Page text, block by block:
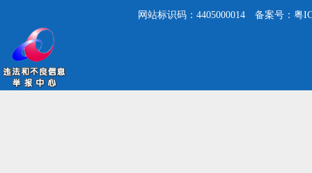
网站标识码：4405000014
备案号：粤